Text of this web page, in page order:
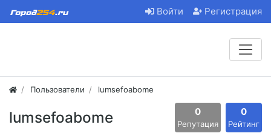
Войти Регистрация
Пользователи lumsefoabome
lumsefoabome 0
Репутация
0
Рейтинг